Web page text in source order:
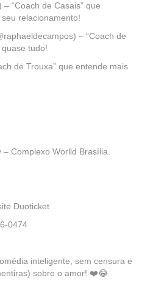
“Coach de Casais” que
relacionamento!
– “Coach de
tudo!
de Trouxa” que entende mais
Complexo Worlld Brasília.
Duoticket
0474
inteligente, sem censura e
sobre o amor! ❤️😂